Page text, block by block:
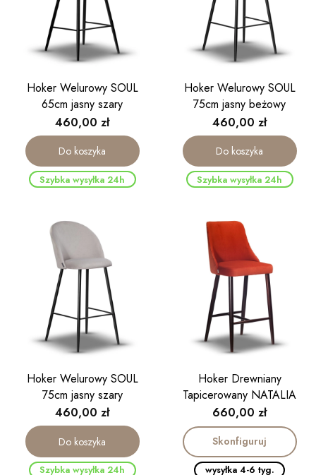
Hoker Welurowy SOUL
65cm jasny szary
Cena
460,00 zł
Do koszyka
Szybka wysyłka 24h
Hoker Welurowy SOUL
75cm jasny beżowy
Cena
460,00 zł
Do koszyka
Szybka wysyłka 24h
Hoker Welurowy SOUL
75cm jasny szary
Cena
460,00 zł
Do koszyka
Szybka wysyłka 24h
Hoker Drewniany
Tapicerowany NATALIA
Cena
660,00 zł
Skonfiguruj
wysyłka 4-6 tyg.